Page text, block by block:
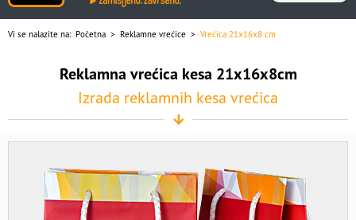
Vi se nalazite na: Početna > Reklamne vrećice > Vrećica 21x16x8 cm
Reklamna vrećica kesa 21x16x8cm
Izrada reklamnih kesa vrećica